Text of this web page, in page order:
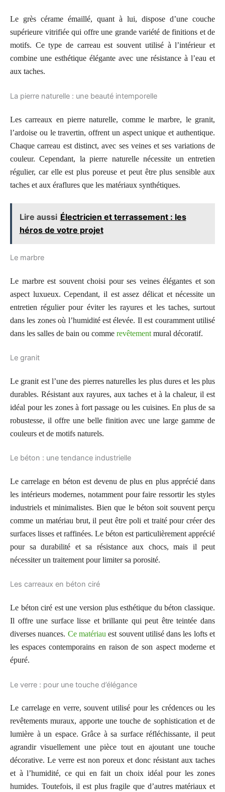
Le grès cérame émaillé, quant à lui, dispose d’une couche
supérieure vitrifiée qui offre une grande variété de finitions et de
motifs. Ce type de carreau est souvent utilisé à l’intérieur et
combine une esthétique élégante avec une résistance à l’eau et
aux taches.
La pierre naturelle : une beauté intemporelle
Les carreaux en pierre naturelle, comme le marbre, le granit,
l’ardoise ou le travertin, offrent un aspect unique et authentique.
Chaque carreau est distinct, avec ses veines et ses variations de
couleur. Cependant, la pierre naturelle nécessite un entretien
régulier, car elle est plus poreuse et peut être plus sensible aux
taches et aux éraflures que les matériaux synthétiques.
Lire aussi Électricien et terrassement : les
héros de votre projet
Le marbre
Le marbre est souvent choisi pour ses veines élégantes et son
aspect luxueux. Cependant, il est assez délicat et nécessite un
entretien régulier pour éviter les rayures et les taches, surtout
dans les zones où l’humidité est élevée. Il est couramment utilisé
dans les salles de bain ou comme revêtement mural décoratif.
Le granit
Le granit est l’une des pierres naturelles les plus dures et les plus
durables. Résistant aux rayures, aux taches et à la chaleur, il est
idéal pour les zones à fort passage ou les cuisines. En plus de sa
robustesse, il offre une belle finition avec une large gamme de
couleurs et de motifs naturels.
Le béton : une tendance industrielle
Le carrelage en béton est devenu de plus en plus apprécié dans
les intérieurs modernes, notamment pour faire ressortir les styles
industriels et minimalistes. Bien que le béton soit souvent perçu
comme un matériau brut, il peut être poli et traité pour créer des
surfaces lisses et raffinées. Le béton est particulièrement apprécié
pour sa durabilité et sa résistance aux chocs, mais il peut
nécessiter un traitement pour limiter sa porosité.
Les carreaux en béton ciré
Le béton ciré est une version plus esthétique du béton classique.
Il offre une surface lisse et brillante qui peut être teintée dans
diverses nuances. Ce matériau est souvent utilisé dans les lofts et
les espaces contemporains en raison de son aspect moderne et
épuré.
Le verre : pour une touche d’élégance
Le carrelage en verre, souvent utilisé pour les crédences ou les
revêtements muraux, apporte une touche de sophistication et de
lumière à un espace. Grâce à sa surface réfléchissante, il peut
agrandir visuellement une pièce tout en ajoutant une touche
décorative. Le verre est non poreux et donc résistant aux taches
et à l’humidité, ce qui en fait un choix idéal pour les zones
humides. Toutefois, il est plus fragile que d’autres matériaux et